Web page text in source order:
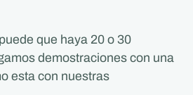
que haya 20 o 30
demostraciones con una
esta con nuestras